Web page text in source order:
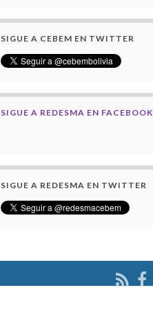
SIGUE A CEBEM EN TWITTER
SIGUE A REDESMA EN FACEBOOK
SIGUE A REDESMA EN TWITTER